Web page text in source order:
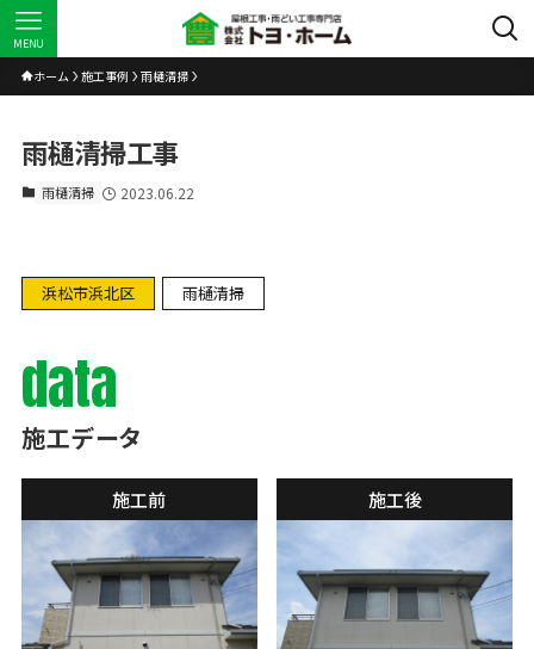
MENU
ホーム 施工事例 雨樋清掃
雨樋清掃工事
雨樋清掃 2023.06.22
浜松市浜北区 雨樋清掃
data
施工データ
施工前 施工後